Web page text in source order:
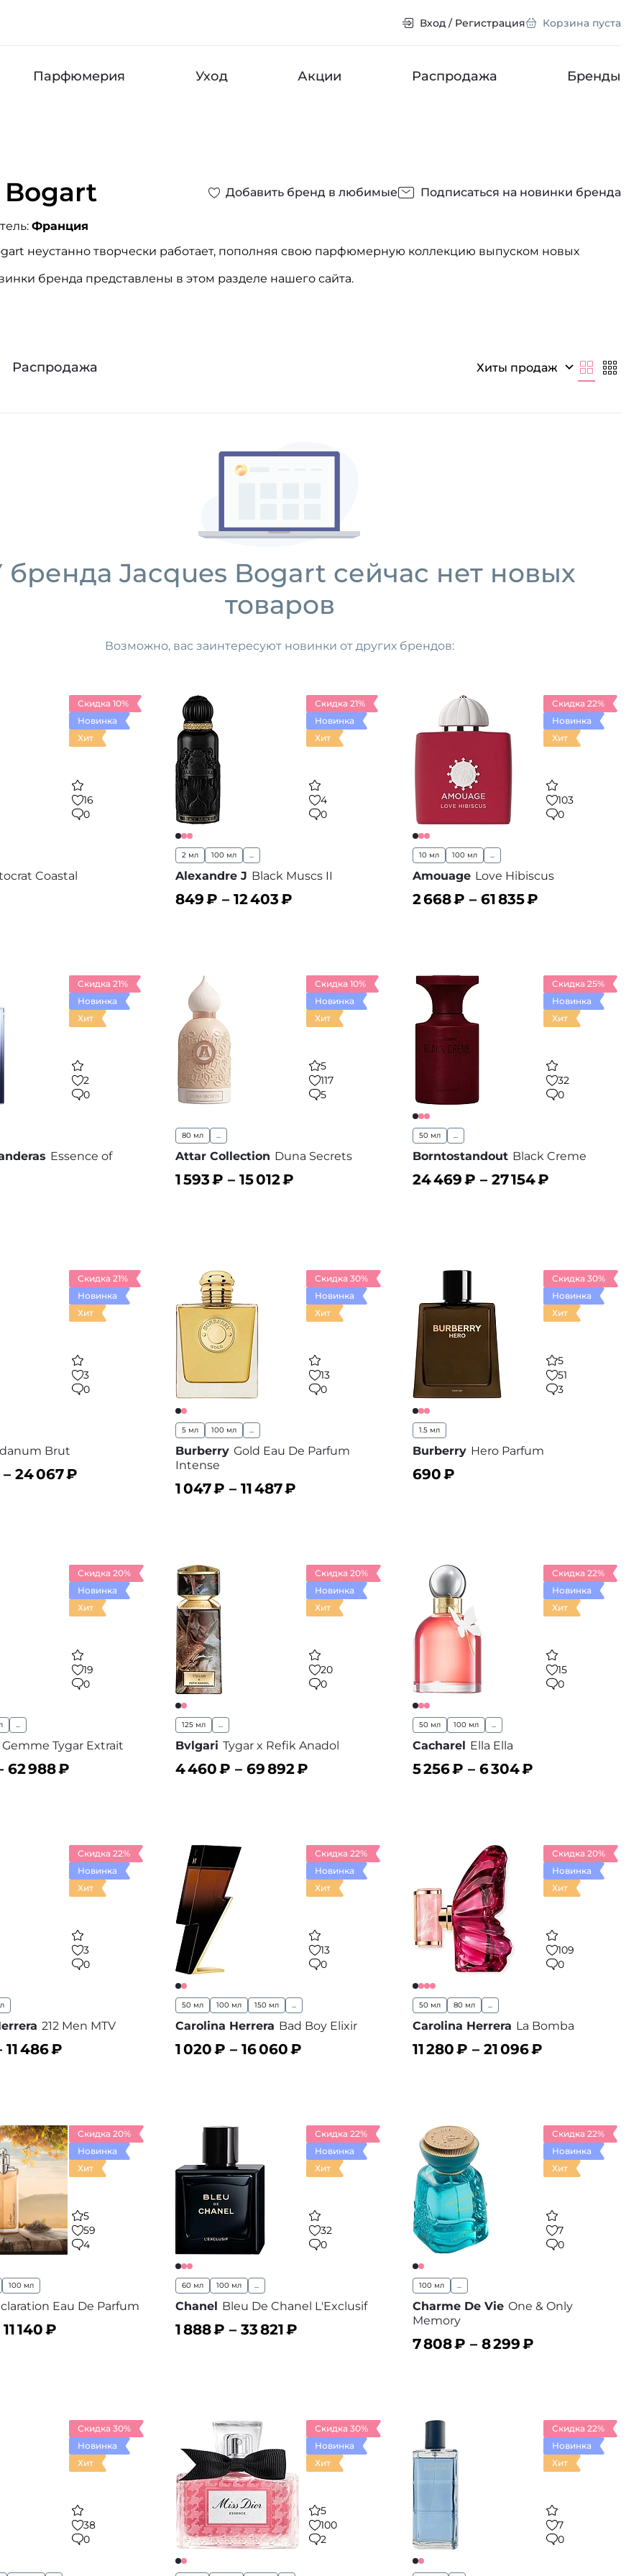
Вход / Регистрация Корзина пуста
Парфюмерия Уход Акции Распродажа Бренды
Bogart Добавить бренд в любимые Подписаться на новинки бренда
Франция
неустанно творчески работает, пополняя свою парфюмерную коллекцию выпуском новых
бренда представлены в этом разделе нашего сайта.
Распродажа Хиты продаж
бренда Jacques Bogart сейчас нет новых
товаров
Возможно, вас заинтересуют новинки от других брендов:
Скидка 10%
Новинка
Хит
16
0
Coastal
Скидка 21%
Новинка
Хит
4
0
2 мл 100 мл ...
Alexandre J Black Muscs II
849₽ – 12 403₽
Скидка 22%
Новинка
Хит
103
0
10 мл 100 мл ...
Amouage Love Hibiscus
2 668₽ – 61 835₽
Скидка 21%
Новинка
Хит
2
0
Essence of
Скидка 10%
Новинка
Хит
5
117
5
80 мл ...
Attar Collection Duna Secrets
1 593₽ – 15 012₽
Скидка 25%
Новинка
Хит
32
0
50 мл ...
Borntostandout Black Creme
24 469₽ – 27 154₽
Скидка 21%
Новинка
Хит
3
0
Brut
24 067₽
Скидка 30%
Новинка
Хит
13
0
5 мл 100 мл ...
Burberry Gold Eau De Parfum
Intense
1 047₽ – 11 487₽
Скидка 30%
Новинка
Хит
5
51
3
1.5 мл
Burberry Hero Parfum
690₽
Скидка 20%
Новинка
Хит
19
0
...
Gemme Tygar Extrait
62 988₽
Скидка 20%
Новинка
Хит
20
0
125 мл ...
Bvlgari Tygar x Refik Anadol
4 460₽ – 69 892₽
Скидка 22%
Новинка
Хит
15
0
50 мл 100 мл ...
Cacharel Ella Ella
5 256₽ – 6 304₽
Скидка 22%
Новинка
Хит
3
0
212 Men MTV
11 486₽
Скидка 22%
Новинка
Хит
13
0
50 мл 100 мл 150 мл ...
Carolina Herrera Bad Boy Elixir
1 020₽ – 16 060₽
Скидка 20%
Новинка
Хит
109
0
50 мл 80 мл ...
Carolina Herrera La Bomba
11 280₽ – 21 096₽
Скидка 20%
Новинка
Хит
5
59
4
100 мл
Eau De Parfum
11 140₽
Скидка 22%
Новинка
Хит
32
0
60 мл 100 мл ...
Chanel Bleu De Chanel L'Exclusif
1 888₽ – 33 821₽
Скидка 22%
Новинка
Хит
7
0
100 мл ...
Charme De Vie One & Only
Memory
7 808₽ – 8 299₽
Скидка 30%
Новинка
Хит
38
0
Скидка 30%
Новинка
Хит
5
100
2
Скидка 22%
Новинка
Хит
7
0